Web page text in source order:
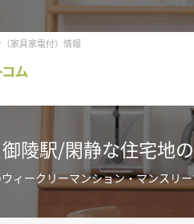
家具家電付）情報
御陵駅/閑静な住宅地
ィークリーマンション・マンスリ